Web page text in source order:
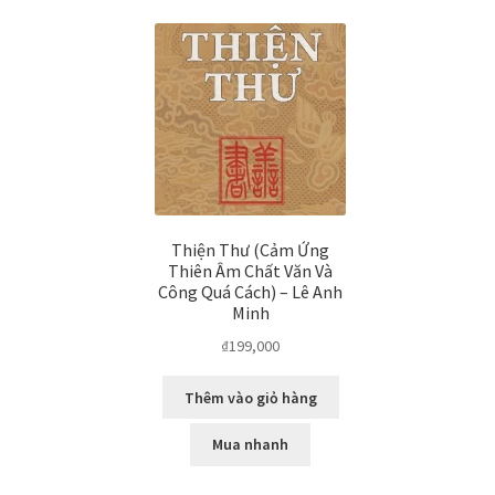
Thiện Thư (Cảm Ứng
Thiên Âm Chất Văn Và
Công Quá Cách) – Lê Anh
Minh
₫199,000
Thêm vào giỏ hàng
Mua nhanh